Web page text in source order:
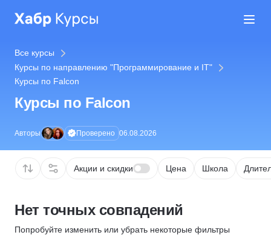
Все курсы
Курсы по направлению "Программирование и IT"
Курсы по Falcon
Курсы по Falcon
Авторы Проверено 06.08.2026
Акции и скидки Цена Школа
Нет точных совпадений
Попробуйте изменить или убрать некоторые фильтры